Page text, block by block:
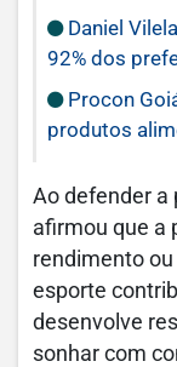
Daniel
92% dos
Procon
produtos
Ao defender a
afirmou que a
rendimento
esporte
desenvolve
sonhar com